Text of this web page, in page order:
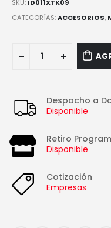
SKU: ID011XTK09
CATEGORÍAS:ACCESORIOS,
Despacho a
Disponible
Retiro
Disponible
Cotización
Empresas